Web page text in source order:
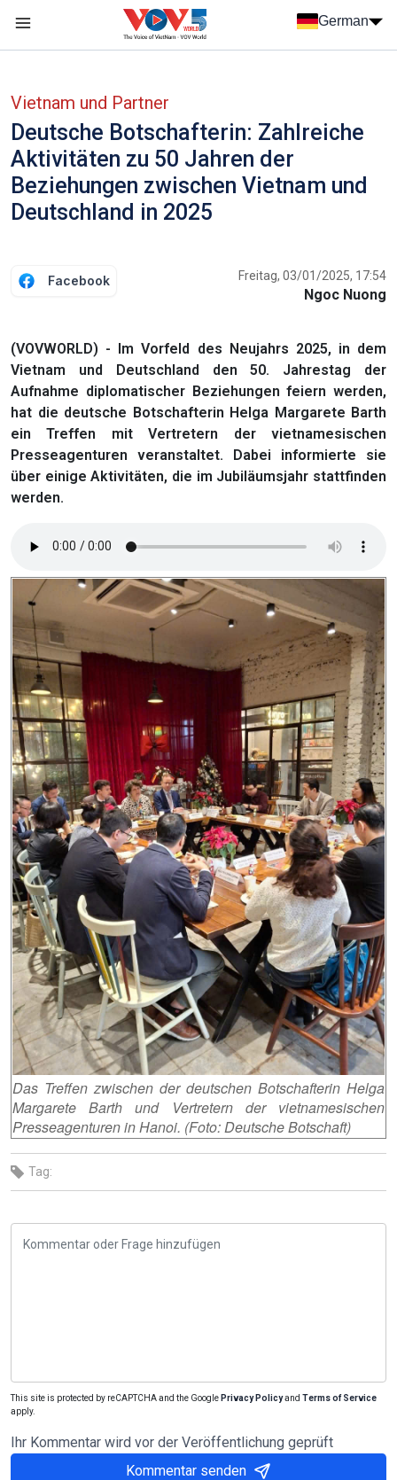
German
Vietnam und Partner
Deutsche Botschafterin: Zahlreiche
Aktivitäten zu 50 Jahren der
Beziehungen zwischen Vietnam und
Deutschland in 2025
Facebook Freitag, 03/01/2025, 17:54
Ngoc Nuong
(VOVWORLD) - Im Vorfeld des Neujahrs 2025, in dem
Vietnam und Deutschland den 50. Jahrestag der
Aufnahme diplomatischer Beziehungen feiern werden,
hat die deutsche Botschafterin Helga Margarete Barth
ein Treffen mit Vertretern der vietnamesischen
Presseagenturen veranstaltet. Dabei informierte sie
über einige Aktivitäten, die im Jubiläumsjahr stattfinden
werden.
Das Treffen zwischen der deutschen Botschafterin Helga
Margarete Barth
und Vertretern der vietnamesischen
Presseagenturen in Hanoi. (Foto: Deutsche Botschaft)
Tag:
This site is protected by reCAPTCHA and the Google Privacy Policyand Terms of Service
apply.
Ihr Kommentar wird vor der Veröffentlichung geprüft
Kommentar senden